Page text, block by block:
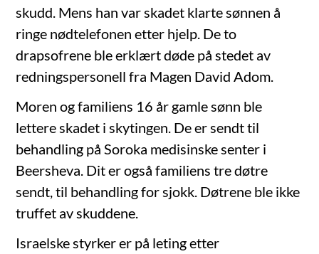
skudd. Mens han var skadet klarte sønnen å
ringe nødtelefonen etter hjelp. De to
drapsofrene ble erklært døde på stedet av
redningspersonell fra Magen David Adom.
Moren og familiens 16 år gamle sønn ble
lettere skadet i skytingen. De er sendt til
behandling på Soroka medisinske senter i
Beersheva. Dit er også familiens tre døtre
sendt, til behandling for sjokk. Døtrene ble ikke
truffet av skuddene.
Israelske styrker er på leting etter